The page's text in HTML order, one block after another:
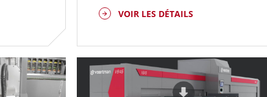
VOIR LES DÉTAILS